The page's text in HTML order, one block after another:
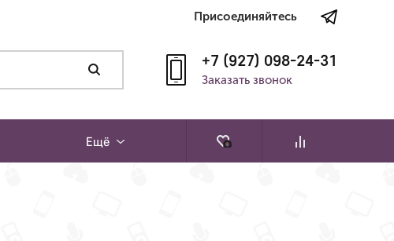
Присоединяйтесь
+7 (927) 098-24-31
Заказать звонок
Ещё